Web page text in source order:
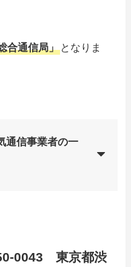
合通信局」 となりま
通信事業者の一
0043 東京都渋